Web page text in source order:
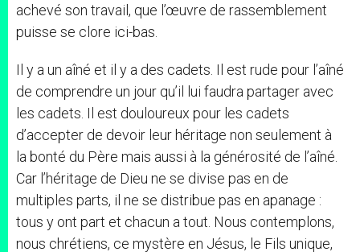
achevé son travail, que l’œuvre de rassemblement
puisse se clore ici-bas.
Il y a un aîné et il y a des cadets. Il est rude pour l’aîné
de comprendre un jour qu’il lui faudra partager avec
les cadets. Il est douloureux pour les cadets
d’accepter de devoir leur héritage non seulement à
la bonté du Père mais aussi à la générosité de l’aîné.
Car l’héritage de Dieu ne se divise pas en de
multiples parts, il ne se distribue pas en apanage :
tous y ont part et chacun a tout. Nous contemplons,
nous chrétiens, ce mystère en Jésus, le Fils unique,